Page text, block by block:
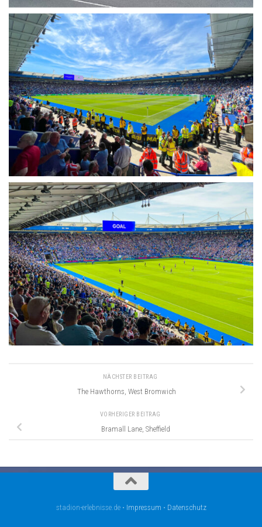
NÄCHSTER BEITRAG
The Hawthorns, West Bromwich
VORHERIGER BEITRAG
Bramall Lane, Sheffield
stadion-erlebnisse.de • Impressum • Datenschutz